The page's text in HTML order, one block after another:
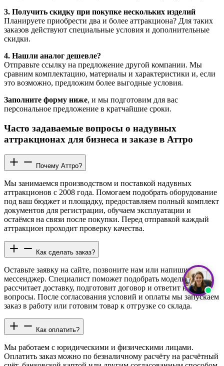
3. Получить скидку при покупке нескольких изделий
Планируете приобрести два и более аттракциона? Для таких
заказов действуют специальные условия и дополнительные
скидки.
4. Нашли аналог дешевле?
Отправьте ссылку на предложение другой компании. Мы
сравним комплектацию, материалы и характеристики и, если
это возможно, предложим более выгодные условия.
Заполните форму ниже, и мы подготовим для вас
персональное предложение в кратчайшие сроки.
Часто задаваемые вопросы о надувных
аттракционах для бизнеса и заказе в Аттро
Почему Аттро?
Мы занимаемся производством и поставкой надувных
аттракционов с 2008 года. Помогаем подобрать оборудование
под ваш бюджет и площадку, предоставляем полный комплект
документов для регистрации, обучаем эксплуатации и
остаёмся на связи после покупки. Перед отправкой каждый
аттракцион проходит проверку качества.
Как сделать заказ?
Оставьте заявку на сайте, позвоните нам или напишите в
мессенджер. Специалист поможет подобрать модель,
рассчитает доставку, подготовит договор и ответит на все
вопросы. После согласования условий и оплаты мы запускаем
заказ в работу или готовим товар к отгрузке со склада.
Как оплатить?
Мы работаем с юридическими и физическими лицами.
Оплатить заказ можно по безналичному расчёту на расчётный